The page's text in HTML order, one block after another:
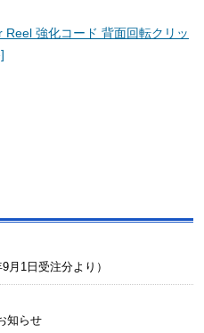
Reel 強化コード 背面回転クリッ
月1日受注分より）
知らせ